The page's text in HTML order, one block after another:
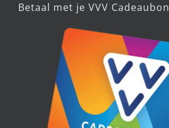
Betaal met je VVV Cadeaubon